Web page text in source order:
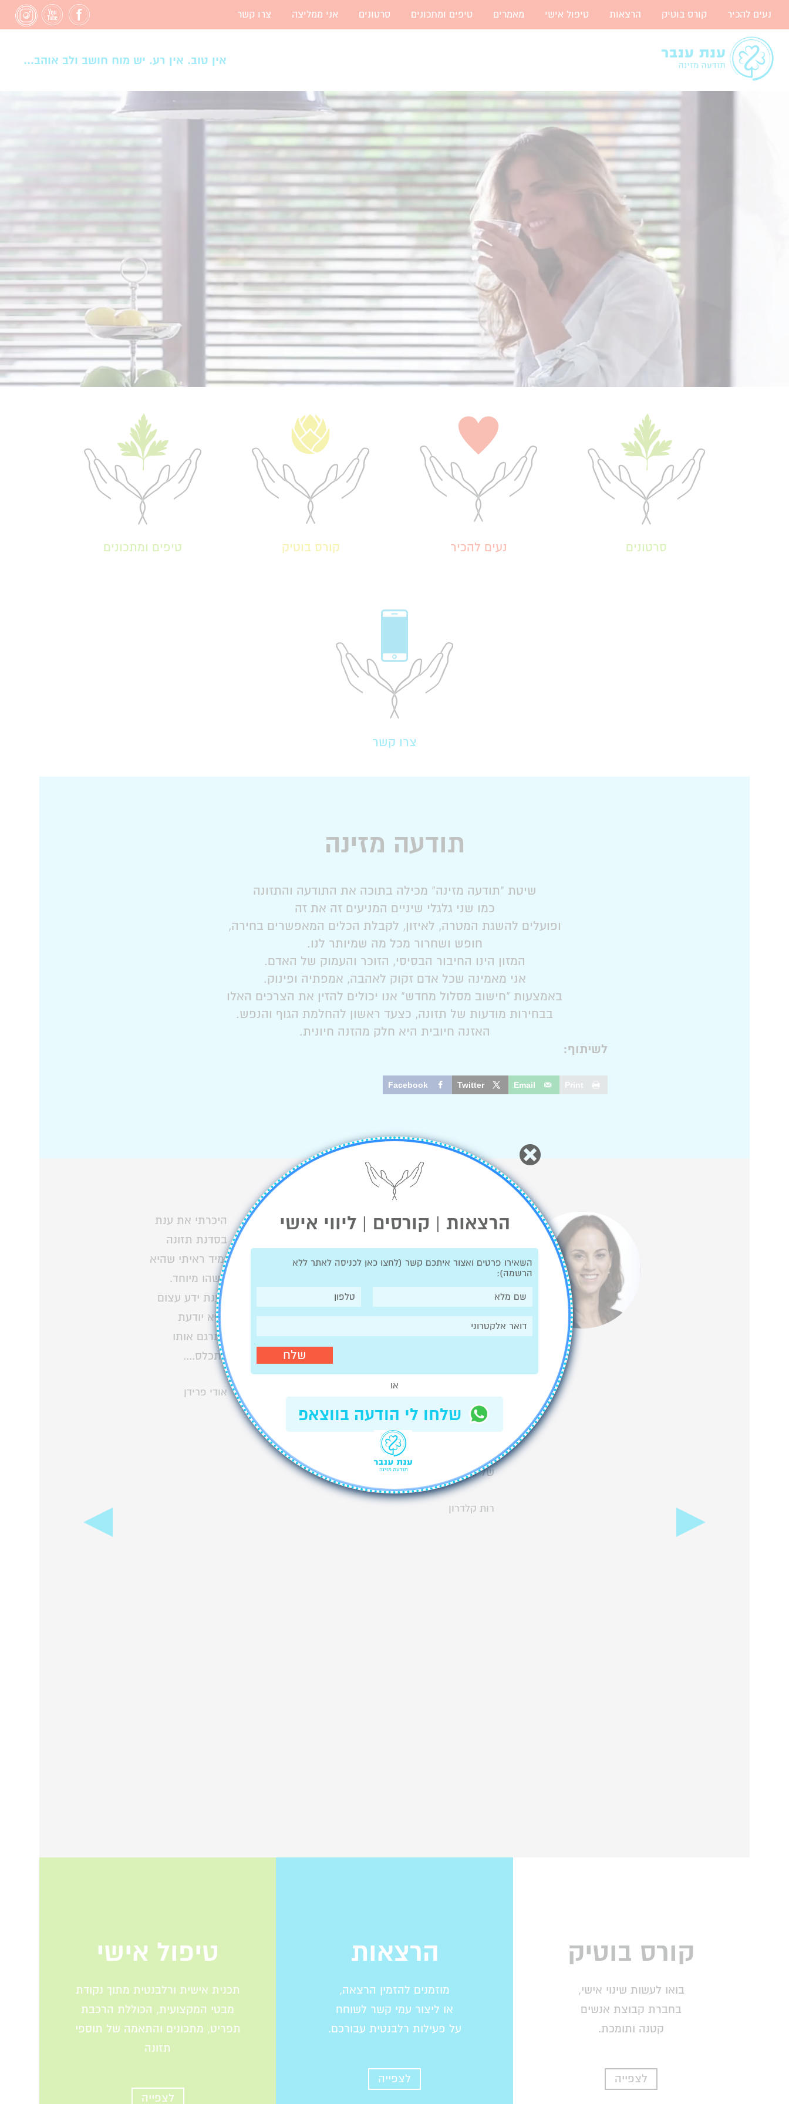
נעים להכיר קורס בוטיק הרצאות טיפול אישי מאמרים טיפים ומתכונים סרטונים אני ממליצה צרו קשר
אין טוב. אין רע. יש מוח חושב ולב אוהב...
סרטונים נעים להכיר קורס בוטיק טיפים ומתכונים
צרו קשר
תודעה מזינה
שיטת "תודעה מזינה" מכילה בתוכה את התודעה והתזונה
כמו שני גלגלי שיניים המניעים זה את זה
ופועלים להשגת המטרה, לאיזון, לקבלת הכלים המאפשרים בחירה,
חופש ושחרור מכל מה שמיותר לנו.
המזון הינו החיבור הבסיסי, הזוכר והעמוק של האדם.
אני מאמינה שכל אדם זקוק לאהבה, אמפתיה ופינוק.
באמצעות "חישוב מסלול מחדש" אנו יכולים להזין את הצרכים האלו
בבחירות מודעות של תזונה, כצעד ראשון להחלמת הגוף והנפש.
האזנה חיובית היא חלק מהזנה חיונית.
לשיתוף:
Facebook Twitter Email Print
לאחר שנים רבות
בקשר המורכב
מצאתי בענת
ובמפתחות שלה
תשובה פשוטה
ועמוקה שמלוה
אותי בפרט
הפרטים
של חי היומיום...
רות קלדרון
היכרתי את ענת
בסדנת תזונה
ומיד ראיתי שהיא
משהו מיוחד.
לענת ידע עצום
והיא יודעת
לתרגם אותו
לתכלס....
אודי פרידן
קורס בוטיק
בואו לעשות שינוי אישי,
בחברת קבוצת אנשים
קטנה ותומכת.
לצפייה
הרצאות
מוזמנים להזמין הרצאה,
או ליצור עמי קשר לשוחח
על פעילות רלבנטית עבורכם.
לצפייה
טיפול אישי
תכנית אישית ורלבנטית מתוך נקודת
מבטי המקצועית, הכוללת הרכבת
תפריט, מתכונים והתאמה של תוספי
תזונה
לצפייה
הרצאות | קורסים | ליווי אישי
השאירו פרטים ואצור איתכם קשר (לחצו כאן לכניסה לאתר ללא
הרשמה):
או
שלחו לי הודעה בווצאפ